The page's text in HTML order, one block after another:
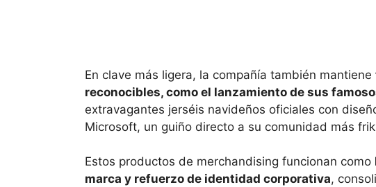
En clave más ligera, la compañía también mantiene
reconocibles, como el lanzamiento de sus
extravagantes jerséis navideños oficiales con
Microsoft, un guiño directo a su comunidad más
Estos productos de merchandising funcionan como
marca y refuerzo de identidad corporativa,